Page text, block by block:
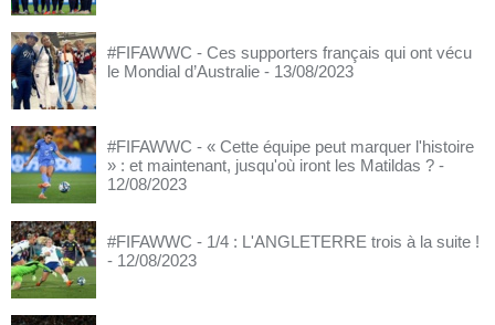
#FIFAWWC - Ces supporters français qui ont vécu
le Mondial d’Australie - 13/08/2023
#FIFAWWC - « Cette équipe peut marquer l'histoire
» : et maintenant, jusqu'où iront les Matildas ? -
12/08/2023
#FIFAWWC - 1/4 : L'ANGLETERRE trois à la suite !
- 12/08/2023